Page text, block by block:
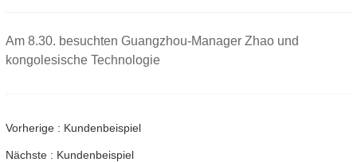
Am 8.30. besuchten Guangzhou-Manager Zhao und
kongolesische Technologie
Vorherige : Kundenbeispiel
Nächste : Kundenbeispiel